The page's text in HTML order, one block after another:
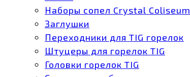
Наборы сопел Crystal Coliseum
Заглушки
Переходники для TIG горелок
Штуцеры для горелок TIG
Головки горелок TIG